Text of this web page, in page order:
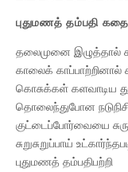
புதுமணத் தம்பதி கதை
தலைமுனை இழுத்தால்
காலைக் காப்பாற்றினால்
கொசுக்கள் களவாடிய
தொலைந்துபோன
குட்டைப்போர்வையை
சுறுசுறுப்பாய்
புதுமணத் தம்பதிபற்றி